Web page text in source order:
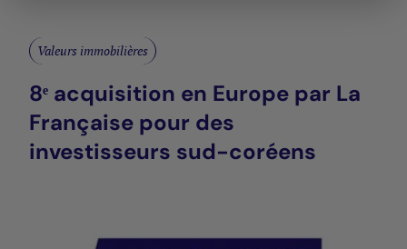
Valeurs immobilières
8ᵉ acquisition en Europe par La
Française pour des
investisseurs sud-coréens